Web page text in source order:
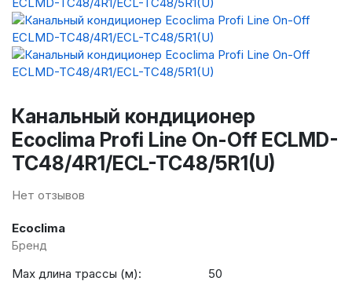
Канальный кондиционер
Ecoclima Profi Line On-Off ECLMD-
TC48/4R1/ECL-TC48/5R1(U)
Нет отзывов
Ecoclima
Бренд
Max длина трассы (м):
50